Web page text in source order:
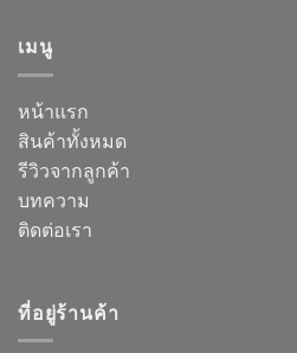
เมนู
หน้าแรก
สินค้าทั้งหมด
รีวิวจากลูกค้า
บทความ
ติดต่อเรา
ที่อยู่ร้านค้า